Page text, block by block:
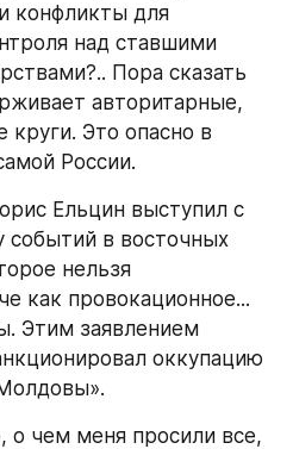
конфликты для
над ставшими
Пора сказать
авторитарные,
круги. Это опасно в
России.
Ельцин выступил с
событий в восточных
нельзя
как провокационное...
Этим заявлением
оккупацию
о чем меня просили все,